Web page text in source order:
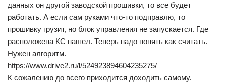
данных он другой заводской прошивки, то все будет
работать. А если сам руками что-то подправлю, то
прошивку грузит, но блок управления не запускается. Где
расположена КС нашел. Теперь надо понять как считать.
Нужен алгоритм.
https://www.drive2.ru/l/524923894604235275/
К сожалению до всего приходится доходить самому.